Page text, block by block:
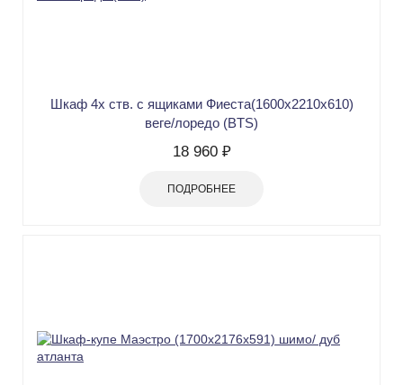
Шкаф 4х ств. c ящиками Фиеста(1600х2210х610)
веге/лоредо (BTS)
18 960 ₽
ПОДРОБНЕЕ